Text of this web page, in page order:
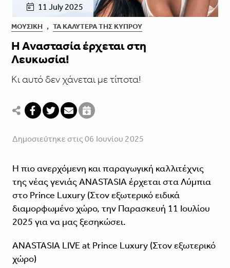
11 July 2025
ΜΟΥΣΙΚΉ , ΤΑ ΚΑΛΎΤΕΡΑ ΤΗΣ ΚΎΠΡΟΥ
Η Αναστασία έρχεται στη
Λευκωσία!
Kι αυτό δεν χάνεται με τίποτα!
Δημοσιεύτηκε στις 06 Ιουνίου 2025
H πιο ανερχόμενη και παραγωγική καλλιτέχνις
της νέας γενιάς ΑNASTASIA έρχεται στα Λύμπια
στο Prince Luxury (Στον εξωτερικό ειδικά
διαμορφωμένο χώρο, την Παρασκευή 11 Ιουλίου
2025 για να μας ξεσηκώσει.
ΑNASTASIA LIVE at Prince Luxury (Στον εξωτερικό
χώρο)